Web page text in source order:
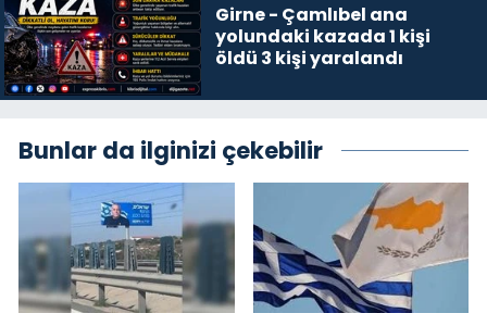
Girne - Çamlıbel ana
yolundaki kazada 1 kişi
öldü 3 kişi yaralandı
Bunlar da ilginizi çekebilir